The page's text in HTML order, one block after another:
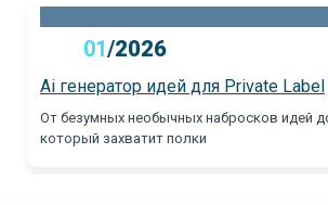
01/2026
Ai генератор идей для Private Label
От безумных необычных набросков идей
который захватит полки